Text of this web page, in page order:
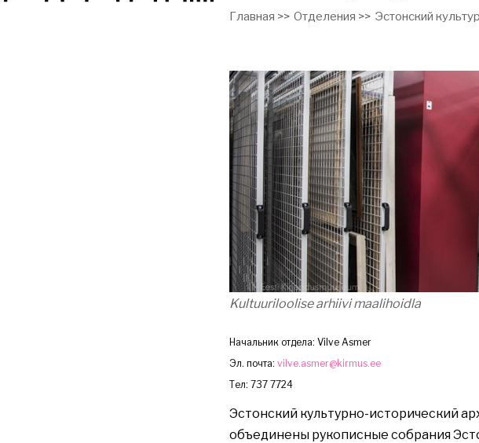
Главная >> Отделения >> Эстонский
Kultuuriloolise arhiivi maalihoidla
Начальник отдела: Vilve Asmer
Эл. почта: vilve.asmer@kirmus.ee
Тел: 737 7724
Эстонский культурно-исторический
объединены рукописные собрания